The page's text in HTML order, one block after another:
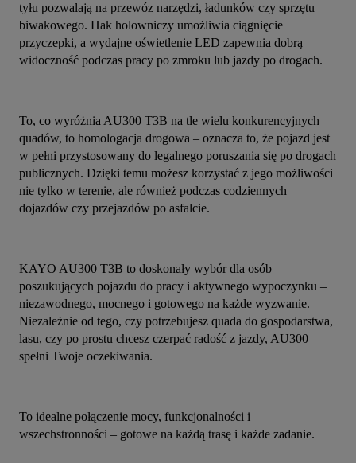
tyłu pozwalają na przewóz narzędzi, ładunków czy sprzętu
biwakowego. Hak holowniczy umożliwia ciągnięcie
przyczepki, a wydajne oświetlenie LED zapewnia dobrą
widoczność podczas pracy po zmroku lub jazdy po drogach.
To, co wyróżnia AU300 T3B na tle wielu konkurencyjnych
quadów, to homologacja drogowa – oznacza to, że pojazd jest
w pełni przystosowany do legalnego poruszania się po drogach
publicznych. Dzięki temu możesz korzystać z jego możliwości
nie tylko w terenie, ale również podczas codziennych
dojazdów czy przejazdów po asfalcie.
KAYO AU300 T3B to doskonały wybór dla osób
poszukujących pojazdu do pracy i aktywnego wypoczynku –
niezawodnego, mocnego i gotowego na każde wyzwanie.
Niezależnie od tego, czy potrzebujesz quada do gospodarstwa,
lasu, czy po prostu chcesz czerpać radość z jazdy, AU300
spełni Twoje oczekiwania.
To idealne połączenie mocy, funkcjonalności i
wszechstronności – gotowe na każdą trasę i każde zadanie.